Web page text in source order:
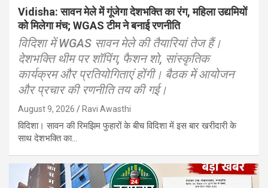
Vidisha: सावन मेले में गूंजेगा देशभक्ति का रंग, महिला उद्यमियों
को मिलेगा मंच; WGAS टीम ने बनाई रणनीति
विदिशा में WGAS सावन मेले की तैयारियां तेज हैं।
देशभक्ति थीम पर शॉपिंग, फैशन शो, सांस्कृतिक
कार्यक्रम और प्रतियोगिताएं होंगी। बैठक में आयोजन
और प्रचार की रणनीति तय की गई।
August 9, 2026 Ravi Awasthi
विदिशा। सावन की रिमझिम फुहारों के बीच विदिशा में इस बार खरीदारी के
साथ देशभक्ति का…